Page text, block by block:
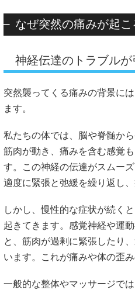
なぜ突然の痛みが起
神経伝達のトラブル
突然襲ってくる痛みの背景に
ます。
私たちの体では、脳や脊髄か
筋肉が動き、痛みを含む感覚
す。この神経の伝達がスムー
適度に緊張と弛緩を繰り返し
しかし、慢性的な症状が続く
起きてきます。感覚神経や運
と、筋肉が過剰に緊張したり
います。これが痛みや体の歪
一般的な整体やマッサージで